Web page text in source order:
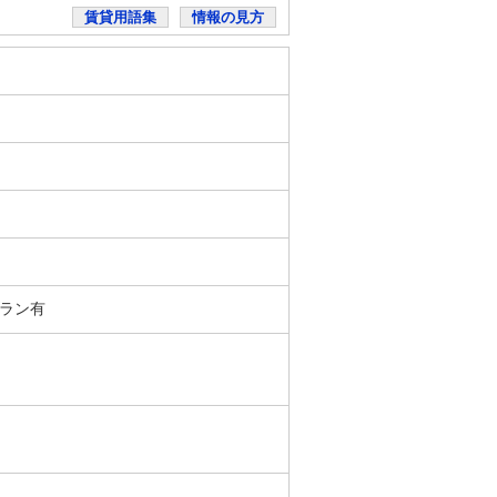
賃貸用語集 情報の見方
ン有